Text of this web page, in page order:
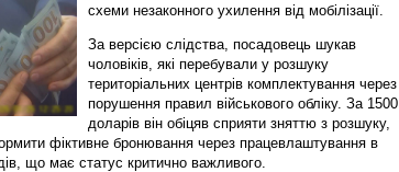
схеми незаконного ухилення від мобілізації.
За версією слідства, посадовець шукав
чоловіків, які перебували у розшуку
територіальних центрів комплектування через
порушення правил військового обліку. За 1500
доларів він обіцяв сприяти зняттю з розшуку,
фіктивне бронювання через працевлаштування в
що має статус критично важливого.